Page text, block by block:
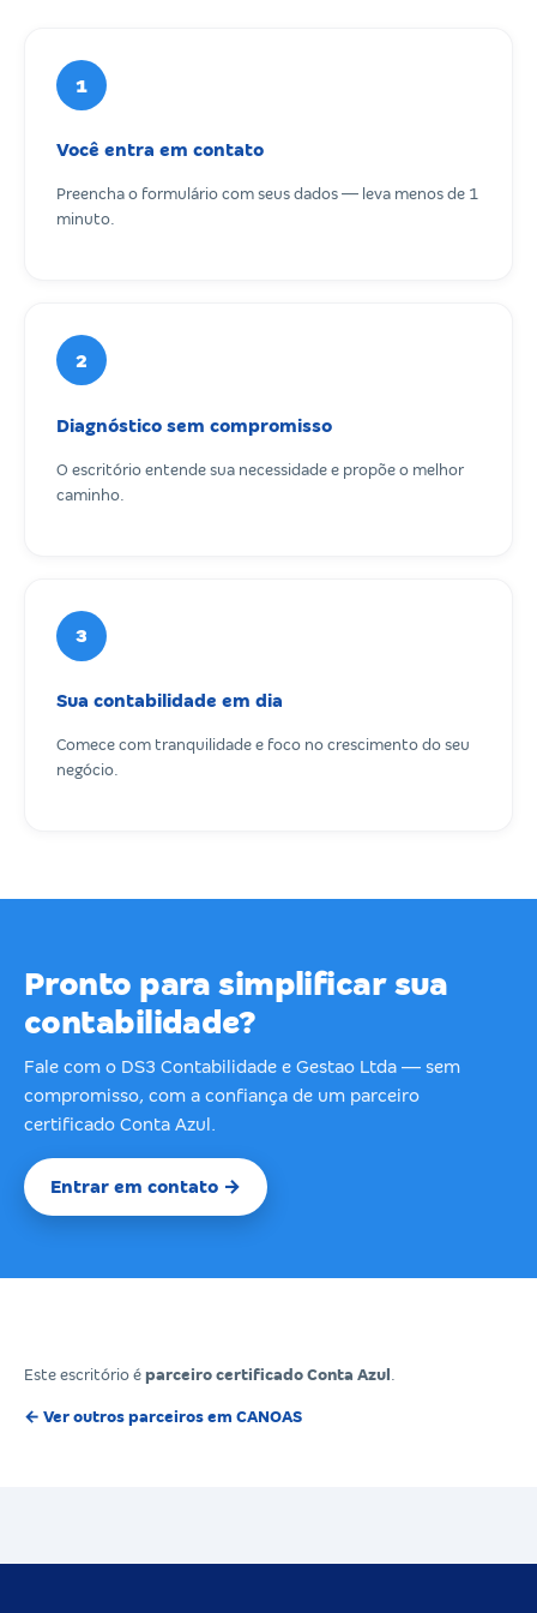
1
Você entra em contato
Preencha o formulário com seus dados — leva menos de 1
minuto.
2
Diagnóstico sem compromisso
O escritório entende sua necessidade e propõe o melhor
caminho.
3
Sua contabilidade em dia
Comece com tranquilidade e foco no crescimento do seu
negócio.
Pronto para simplificar sua
contabilidade?
Fale com o DS3 Contabilidade e Gestao Ltda — sem
compromisso, com a confiança de um parceiro
certificado Conta Azul.
Entrar em contato →
Este escritório é parceiro certificado Conta Azul
← Ver outros parceiros em CANOAS